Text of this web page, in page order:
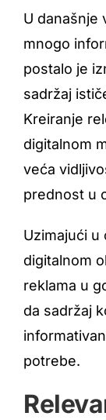
U današnje
mnogo
postalo je
sadržaj
Kreiranje
digitalnom
veća
prednost u
Uzimajući u
digitalnom
reklama u
da sadržaj
potrebe.